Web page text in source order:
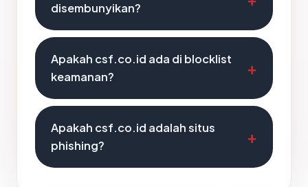
disembunyikan?
Apakah csf.co.id ada di blocklist
keamanan?
Apakah csf.co.id adalah situs
phishing?